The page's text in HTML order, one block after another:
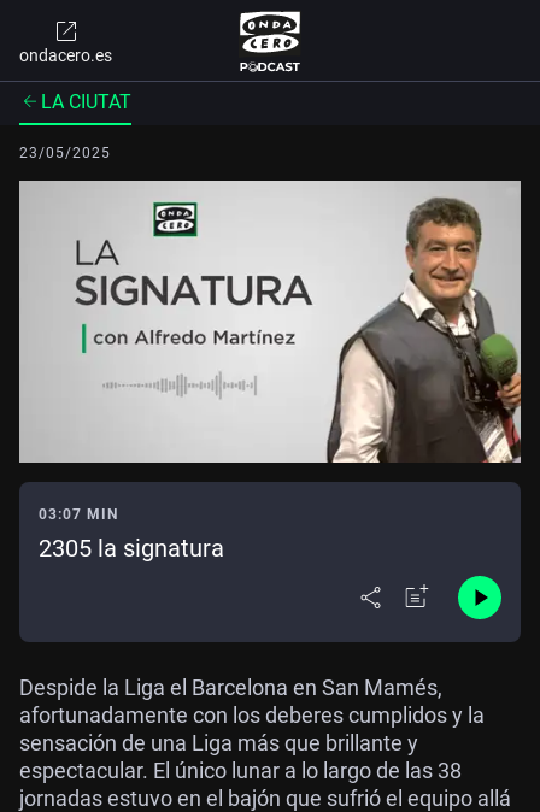
ondacero.es
LA CIUTAT
23/05/2025
03:07 MIN
2305 la signatura
Despide la Liga el Barcelona en San Mamés,
afortunadamente con los deberes cumplidos y la
sensación de una Liga más que brillante y
espectacular. El único lunar a lo largo de las 38
jornadas estuvo en el bajón que sufrió el equipo allá